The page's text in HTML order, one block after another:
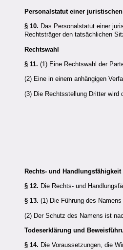
Personalstatut einer
§ 10. Das Personalstatut einer
Rechtsträger den tatsächlichen
Rechtswahl
§ 11. (1) Eine Rechtswahl der
(2) Eine in einem anhängigen
(3) Die Rechtsstellung Dritter wird
Rechts- und Handlungsfähigkeit
§ 12. Die Rechts- und
§ 13. (1) Die Führung des
(2) Der Schutz des Namens ist
Todeserklärung und
§ 14. Die Voraussetzungen, die